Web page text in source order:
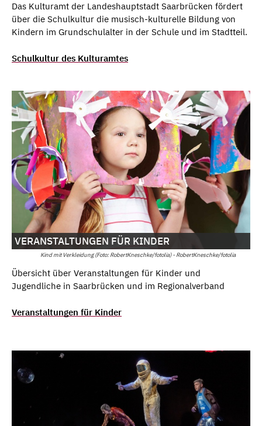
Das Kulturamt der Landeshauptstadt Saarbrücken fördert
über die Schulkultur die musisch-kulturelle Bildung von
Kindern im Grundschulalter in der Schule und im Stadtteil.
Schulkultur des Kulturamtes
Kind mit Verkleidung (Foto: RobertKneschke/fotolia) - RobertKneschke/fotolia
VERANSTALTUNGEN FÜR KINDER
Übersicht über Veranstaltungen für Kinder und
Jugendliche in Saarbrücken und im Regionalverband
Veranstaltungen für Kinder